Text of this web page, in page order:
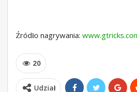
Źródło nagrywania:
20
Udział